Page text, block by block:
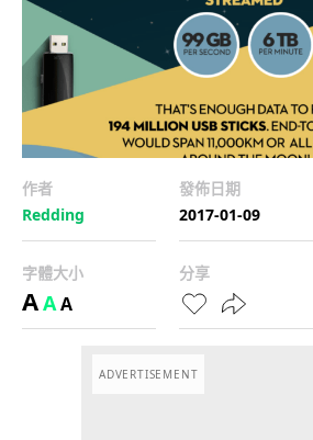
作者
Redding
發佈日期
2017-01-09
字體大小
AAA
分享
ADVERTISEMENT